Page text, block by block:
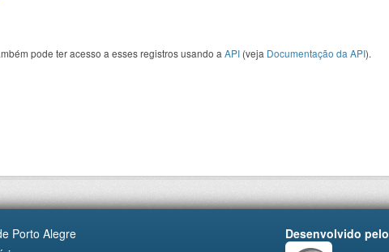
pode ter acesso a esses registros usando a API (veja Documentação da API).
Porto Alegre
Desenvolvido pelo